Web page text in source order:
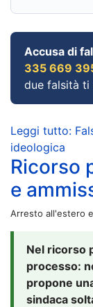
Accusa di
335 669
due falsità ti
Leggi tutto:
ideologica
Ricorso
e
Arresto all'estero
Nel ricorso
processo:
propone
sindaca